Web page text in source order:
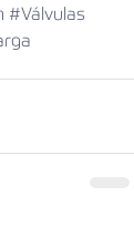
#Válvulas